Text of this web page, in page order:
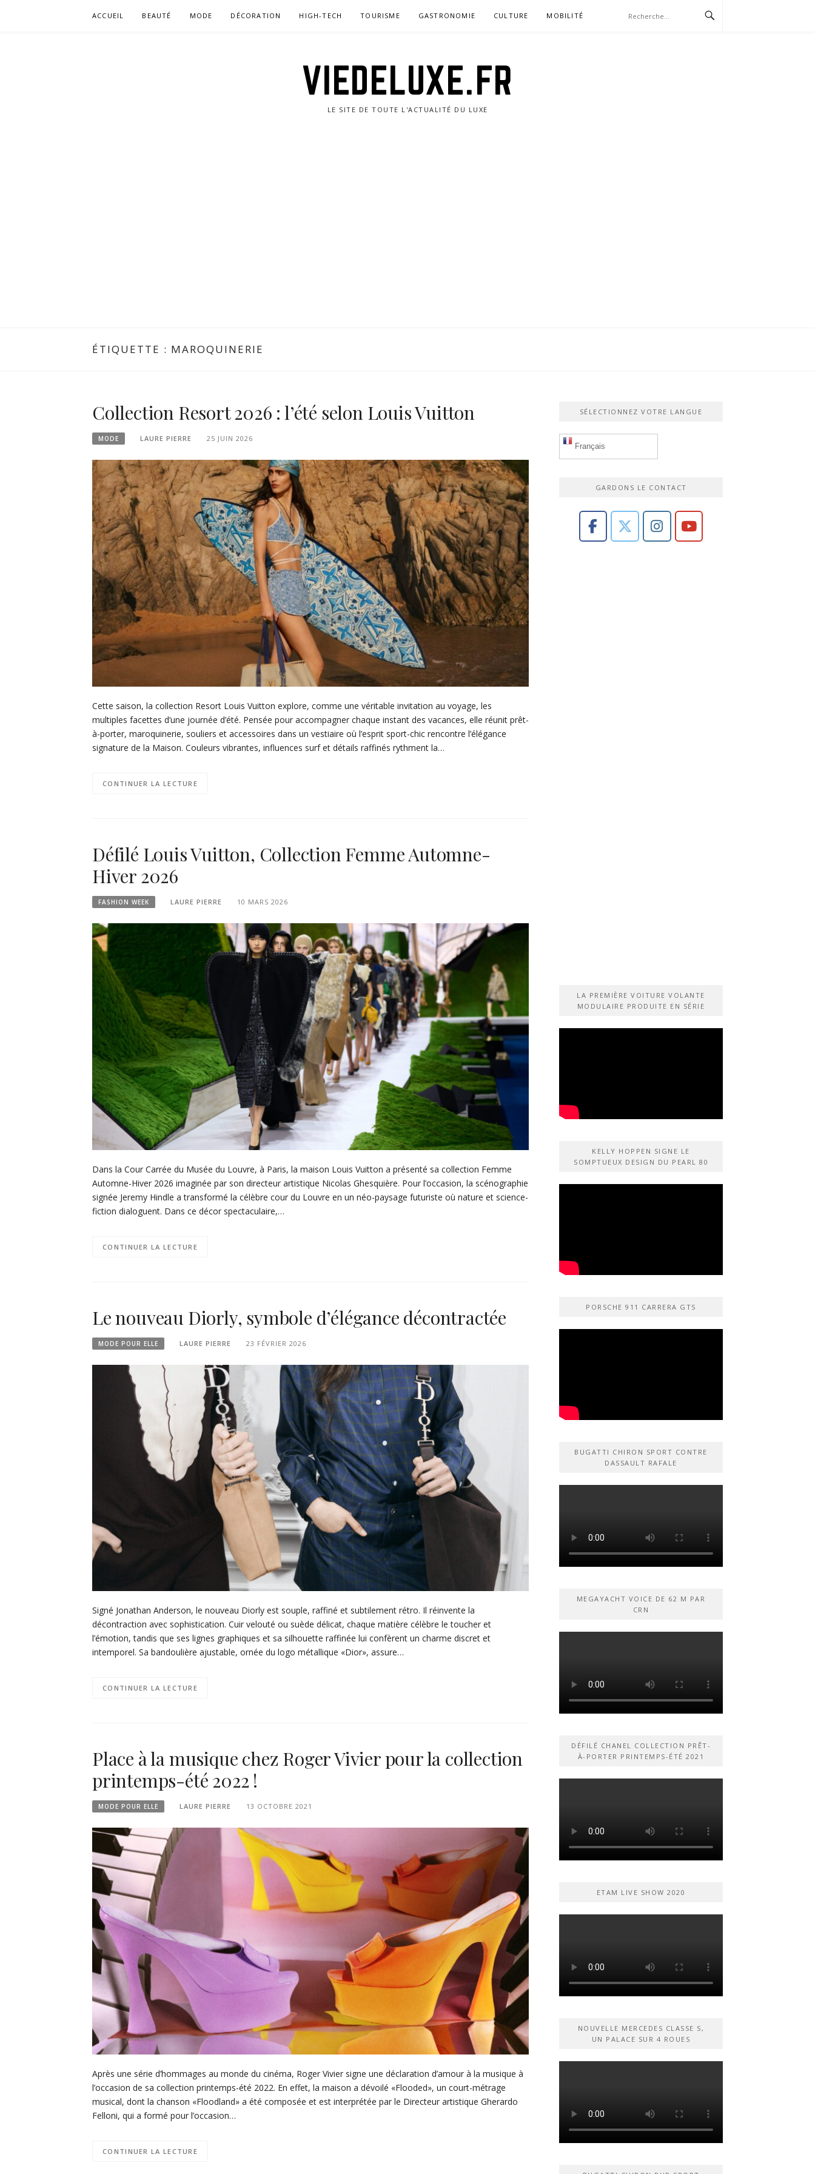
ACCUEIL BEAUTÉ MODE DÉCORATION HIGH-TECH TOURISME GASTRONOMIE CULTURE MOBILITÉ
VIEDELUXE.FR
LE SITE DE TOUTE L'ACTUALITÉ DU LUXE
ÉTIQUETTE : MAROQUINERIE
Collection Resort 2026 : l’été selon Louis Vuitton
MODE LAURE PIERRE 25 JUIN 2026
Cette saison, la collection Resort Louis Vuitton explore, comme une véritable invitation au voyage, les
multiples facettes d’une journée d’été. Pensée pour accompagner chaque instant des vacances, elle réunit prêt-
à-porter, maroquinerie, souliers et accessoires dans un vestiaire où l’esprit sport-chic rencontre l’élégance
signature de la Maison. Couleurs vibrantes, influences surf et détails raffinés rythment la…
CONTINUER LA LECTURE
Défilé Louis Vuitton, Collection Femme Automne-
Hiver 2026
FASHION WEEK LAURE PIERRE 10 MARS 2026
Dans la Cour Carrée du Musée du Louvre, à Paris, la maison Louis Vuitton a présenté sa collection Femme
Automne-Hiver 2026 imaginée par son directeur artistique Nicolas Ghesquière. Pour l’occasion, la scénographie
signée Jeremy Hindle a transformé la célèbre cour du Louvre en un néo-paysage futuriste où nature et science-
fiction dialoguent. Dans ce décor spectaculaire,…
CONTINUER LA LECTURE
Le nouveau Diorly, symbole d’élégance décontractée
MODE POUR ELLE LAURE PIERRE 23 FÉVRIER 2026
Signé Jonathan Anderson, le nouveau Diorly est souple, raffiné et subtilement rétro. Il réinvente la
décontraction avec sophistication. Cuir velouté ou suède délicat, chaque matière célèbre le toucher et
l’émotion, tandis que ses lignes graphiques et sa silhouette raffinée lui confèrent un charme discret et
intemporel. Sa bandoulière ajustable, ornée du logo métallique «Dior», assure…
CONTINUER LA LECTURE
Place à la musique chez Roger Vivier pour la collection
printemps-été 2022 !
MODE POUR ELLE LAURE PIERRE 13 OCTOBRE 2021
Après une série d’hommages au monde du cinéma, Roger Vivier signe une déclaration d’amour à la musique à
l’occasion de sa collection printemps-été 2022. En effet, la maison a dévoilé «Flooded», un court-métrage
musical, dont la chanson «Floodland» a été composée et est interprétée par le Directeur artistique Gherardo
Felloni, qui a formé pour l’occasion…
CONTINUER LA LECTURE
SÉLECTIONNEZ VOTRE LANGUE
Français
GARDONS LE CONTACT
LA PREMIÈRE VOITURE VOLANTE
MODULAIRE PRODUITE EN SÉRIE
KELLY HOPPEN SIGNE LE
SOMPTUEUX DESIGN DU PEARL 80
PORSCHE 911 CARRERA GTS
BUGATTI CHIRON SPORT CONTRE
DASSAULT RAFALE
MEGAYACHT VOICE DE 62 M PAR
CRN
DÉFILÉ CHANEL COLLECTION PRÊT-
À-PORTER PRINTEMPS-ÉTÉ 2021
ETAM LIVE SHOW 2020
NOUVELLE MERCEDES CLASSE S,
UN PALACE SUR 4 ROUES